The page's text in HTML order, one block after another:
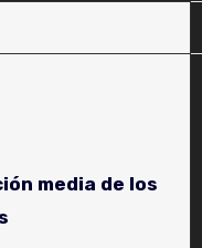
media de los